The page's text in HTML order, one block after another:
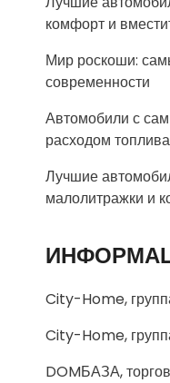
комфорт и
Мир роскоши:
современности
Автомобили с
расходом топлива
Лучшие
малолитражки и
City-Home,
City-Home,
DOMБАЗА,